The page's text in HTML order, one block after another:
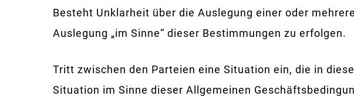
Besteht Unklarheit über die Auslegung einer oder
Auslegung „im Sinne“ dieser Bestimmungen zu erfolgen.
Tritt zwischen den Parteien eine Situation ein, die in
Situation im Sinne dieser Allgemeinen